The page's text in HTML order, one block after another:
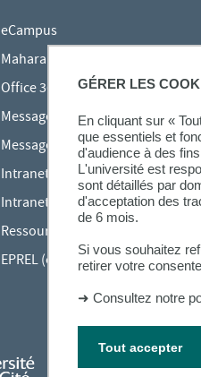
GÉRER LES
En cliquant sur «
que essentiels et
d'audience à des
L'université est
sont détaillés par
d'acceptation des
de 6 mois.
Si vous souhaitez
retirer votre
➜ Consultez notre
Tout accepter
eCampus
Mahara
Office 365
Messagerie des étudiants
Messagerie des personnels
Intranet Inspé
Intranet UPEC
Ressources audiovisuelles Inspé
EPREL (cours en ligne)